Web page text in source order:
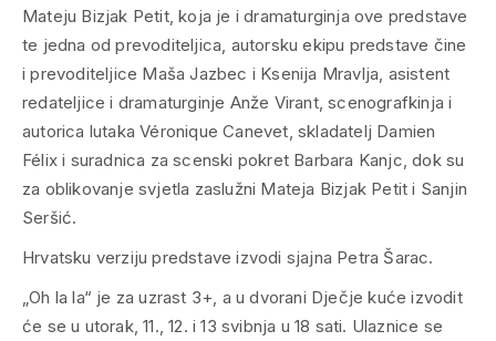
Mateju Bizjak Petit, koja je i dramaturginja ove predstave
te jedna od prevoditeljica, autorsku ekipu predstave čine
i prevoditeljice Maša Jazbec i Ksenija Mravlja, asistent
redateljice i dramaturginje Anže Virant, scenografkinja i
autorica lutaka Véronique Canevet, skladatelj Damien
Félix i suradnica za scenski pokret Barbara Kanjc, dok su
za oblikovanje svjetla zaslužni Mateja Bizjak Petit i Sanjin
Seršić.
Hrvatsku verziju predstave izvodi sjajna Petra Šarac.
„Oh la la“ je za uzrast 3+, a u dvorani Dječje kuće izvodit
će se u utorak, 11., 12. i 13 svibnja u 18 sati. Ulaznice se